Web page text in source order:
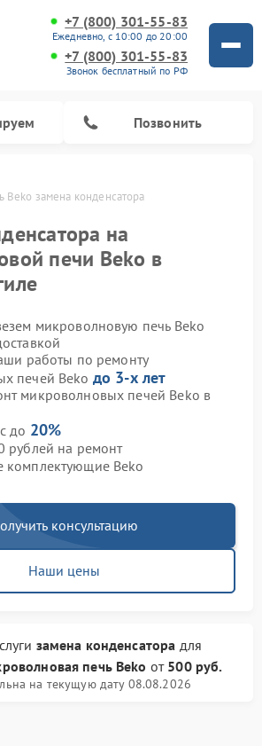
+7 (800) 301-55-83
Ежедневно, с 10:00 до 20:00
+7 (800) 301-55-83
Звонок бесплатный по РФ
Позвонить
Beko замена конденсатора
на
печи Beko в
микроволновую печь Beko
работы по ремонту
печей Beko до 3-х лет
микроволновых печей Beko в
до 20%
рублей на ремонт
комплектующие Beko
консультацию
Наши цены
замена конденсатора для
печь Beko от 500 руб.
на текущую дату 08.08.2026